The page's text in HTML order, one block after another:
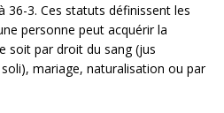
3. Ces statuts définissent les
personne peut acquérir la
soit par droit du sang (jus
mariage, naturalisation ou par